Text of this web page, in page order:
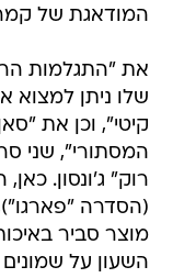
המודאגת של
את "התגלמות
שלו ניתן למצוא
קיטי", וכן את
המסתורי", שני
רוק" ג'ונסון.
(הסדרה
מוצר סביר
השעון על